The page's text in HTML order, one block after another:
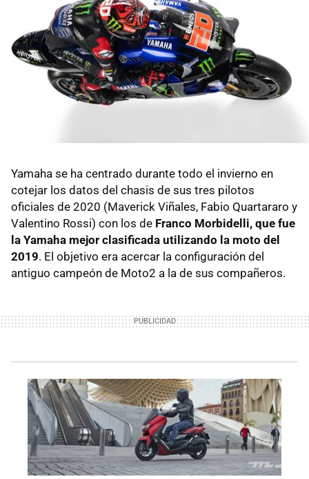
Yamaha se ha centrado durante todo el invierno en
cotejar los datos del chasis de sus tres pilotos
oficiales de 2020 (Maverick Viñales, Fabio Quartararo y
Valentino Rossi) con los de Franco Morbidelli, que fue
la Yamaha mejor clasificada utilizando la moto del
2019. El objetivo era acercar la configuración del
antiguo campeón de Moto2 a la de sus compañeros.